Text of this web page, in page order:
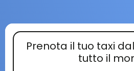
Prenota il tuo taxi
tutto il